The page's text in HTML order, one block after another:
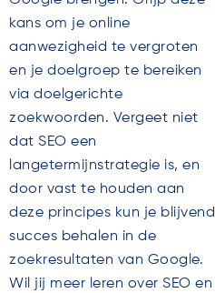
kans om je online
aanwezigheid te vergroten
en je doelgroep te bereiken
via doelgerichte
zoekwoorden. Vergeet niet
dat SEO een
langetermijnstrategie is, en
door vast te houden aan
deze principes kun je blijvend
succes behalen in de
zoekresultaten van Google.
Wil jij meer leren over SEO en